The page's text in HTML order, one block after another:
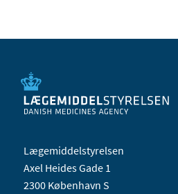
Lægemiddelstyrelsen
Axel Heides Gade 1
2300 København S